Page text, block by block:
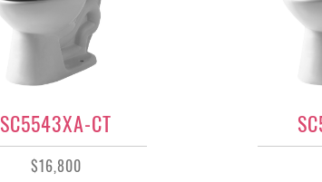
SC5543XA-CT
$16,800